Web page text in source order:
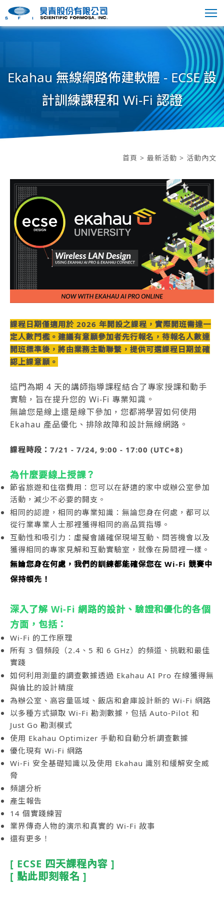
Ekahau 無線網路佈建軟體 - ECSE 設
計訓練課程和 Wi-Fi 認證
首頁 > 最新活動 > 活動內文
課程日期僅適用於 2026 年開設之課程，實際開班需達一
定人數門檻。建議有意願參加者先行報名，待報名人數達
開班標準後，將由業務主動聯繫，提供可選課程日期並確
認上課意願。
這門為期 4 天的講師指導課程結合了專家授課和動手
實驗，旨在提升您的 Wi-Fi 專業知識。
無論您是線上還是線下參加，您都將學習如何使用
Ekahau 產品優化、排除故障和設計無線網路。
課程時段：7/21 - 7/24, 9:00 - 17:00 (UTC+8)
為什麼要線上授課？
節省旅遊和住宿費用：您可以在舒適的家中或辦公室參加
活動，減少不必要的開支。
相同的認證，相同的專業知識：無論您身在何處，都可以
從行業專業人士那裡獲得相同的高品質指導。
互動性和吸引力：虛擬會議確保現場互動、問答機會以及
獲得相同的專家見解和互動實驗室，就像在房間裡一樣。
無論您身在何處，我們的訓練都能確保您在 Wi-Fi 競賽中
保持領先！
深入了解 Wi-Fi 網路的設計、驗證和優化的各個
方面，包括：
Wi-Fi 的工作原理
所有 3 個頻段（2.4、5 和 6 GHz）的頻道、挑戰和最佳
實踐
如何利用測量的調查數據透過 Ekahau AI Pro 在線獲得無
與倫比的設計精度
為辦公室、高容量區域、飯店和倉庫設計新的 Wi-Fi 網路
以多種方式擷取 Wi-Fi 勘測數據，包括 Auto-Pilot 和
Just Go 勘測模式
使用 Ekahau Optimizer 手動和自動分析調查數據
優化現有 Wi-Fi 網路
Wi-Fi 安全基礎知識以及使用 Ekahau 識別和緩解安全威
脅
頻譜分析
產生報告
14 個實踐練習
業界傳奇人物的演示和真實的 Wi-Fi 故事
還有更多！
[ ECSE 四天課程內容 ]
[ 點此即刻報名 ]